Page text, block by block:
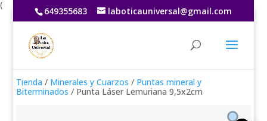
(
649355683 laboticauniversal@gmail.com
Tienda / Minerales y Cuarzos / Puntas mineral y
Biterminados / Punta Láser Lemuriana 9,5x2cm